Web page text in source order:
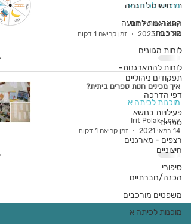
תרחישים לדוגמה
התארגנות להבעה
מורכבת
לוחות מגוונים
לוחות להתארגנות-
תפקודים ניהוליים
דפי הדרכה
פעילויות בנושא
ספרים
רצפים - מארגנים
חיצוניים
סיפורי
הכנה/חברתיים
משפטים מורכבים
מוכנות לכיתה א
מוכנות לכיתה א
Irit Polak-Levy
22 ביולי 2023
זמן קריאה 1 דקות
איך מכינים חנות ספרים ביתית?
מוכנות לכיתה א
Irit Polak-Levy
14 במאי 2021
זמן קריאה 1 דקות